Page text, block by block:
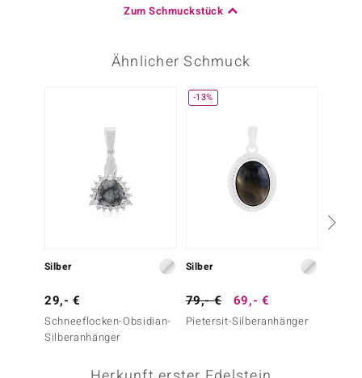
Zum Schmuckstück
Ähnlicher Schmuck
Silber
29,- €
Schneeflocken-Obsidian-
Silberanhänger
-13%
Silber
79,- € 69,- €
Pietersit-Silberanhänger